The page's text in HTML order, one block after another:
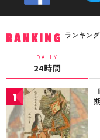
RANKING ランキング
DAILY
24時間
1